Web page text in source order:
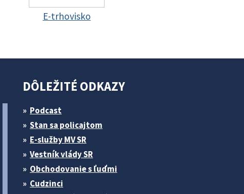
E-trhovisko
DÔLEŽITÉ ODKAZY
Podcast
Stan sa policajtom
E-služby MV SR
Vestník vlády SR
Obchodovanie s ľuďmi
Cudzinci